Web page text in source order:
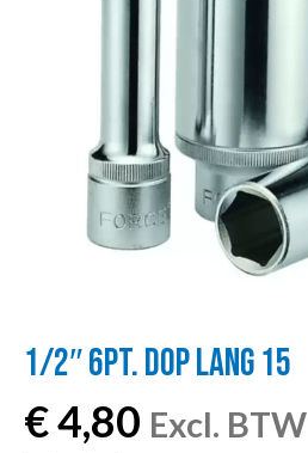
1/2″ 6PT. DOP LANG 15
€4,80 Excl. BTW